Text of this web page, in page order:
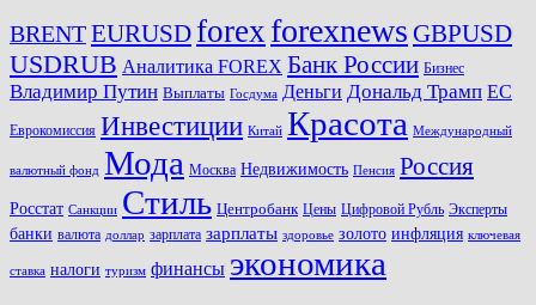
BRENTEURUSD forex forexnews GBPUSD
USDRUB Аналитика FOREX Банк России Бизнес
Владимир Путин Выплаты Госдума Деньги Дональд Трамп ЕС
Еврокомиссия Инвестиции Китай Красота Международный
валютный фонд Мода Москва Недвижимость Пенсия Россия
Росстат Санкции Стиль Центробанк Цены Цифровой Рубль Эксперты
банки валюта доллар зарплата зарплаты здоровье золото инфляция ключевая
ставка налоги туризм финансы экономика